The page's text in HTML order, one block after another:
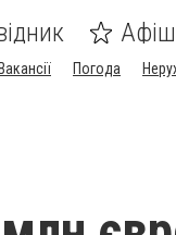
Вакансії Погода